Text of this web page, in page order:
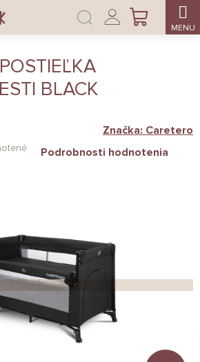
NÁKUPNÝ
Prihlásenie
BLACK
Podrobnosti hodnotenia
Značka: Caretero